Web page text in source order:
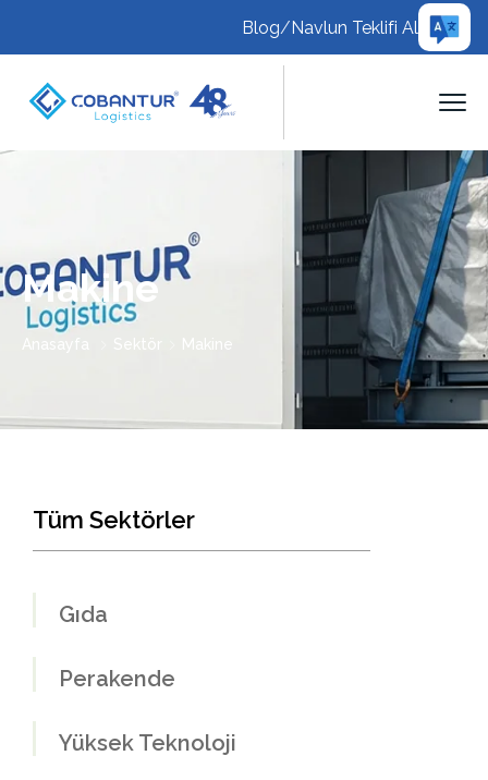
Blog/Navlun Teklifi Al
Makine
Anasayfa Sektör Makine
Tüm Sektörler
Gıda
Perakende
Yüksek Teknoloji